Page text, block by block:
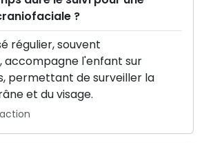
?
régulier, souvent
accompagne l'enfant sur
permettant de surveiller la
et du visage.